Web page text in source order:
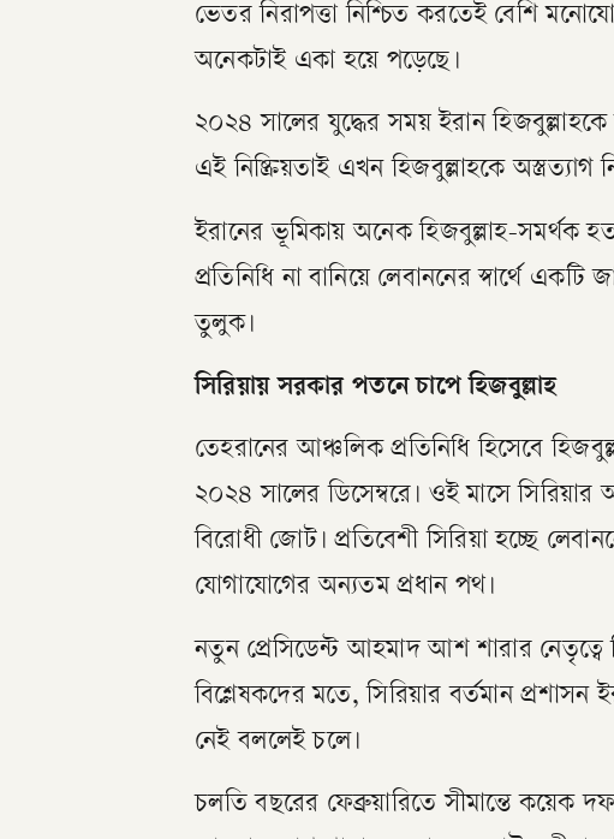
ভেতর নিরাপত্তা নিশ্চিত করতেই বেশি
অনেকটাই একা হয়ে পড়েছে।
২০২৪ সালের যুদ্ধের সময় ইরান
এই নিষ্ক্রিয়তাই এখন হিজবুল্লাহকে
ইরানের ভূমিকায় অনেক হিজবুল্লাহ-সমর্থক
প্রতিনিধি না বানিয়ে লেবাননের স্বার্থে
তুলুক।
সিরিয়ায় সরকার পতনে চাপে হিজবুল্লাহ
তেহরানের আঞ্চলিক প্রতিনিধি হিসেবে
২০২৪ সালের ডিসেম্বরে। ওই মাসে
বিরোধী জোট। প্রতিবেশী সিরিয়া হচ্ছে
যোগাযোগের অন্যতম প্রধান পথ।
নতুন প্রেসিডেন্ট আহমাদ আশ শারার নেতৃত্বে
বিশ্লেষকদের মতে, সিরিয়ার বর্তমান
নেই বললেই চলে।
চলতি বছরের ফেব্রুয়ারিতে সীমান্তে কয়েক